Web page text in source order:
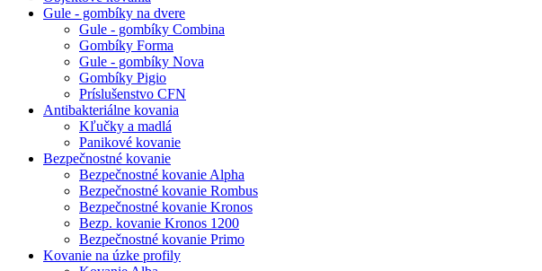
Gule - gombíky na dvere
Gule - gombíky Combina
Gombíky Forma
Gule - gombíky Nova
Gombíky Pigio
Príslušenstvo CFN
Antibakteriálne kovania
Kľučky a madlá
Panikové kovanie
Bezpečnostné kovanie
Bezpečnostné kovanie Alpha
Bezpečnostné kovanie Rombus
Bezpečnostné kovanie Kronos
Bezp. kovanie Kronos 1200
Bezpečnostné kovanie Primo
Kovanie na úzke profily